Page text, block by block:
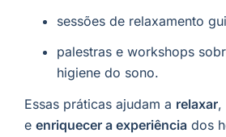
sessões de relaxamento
palestras e workshops
higiene do sono.
Essas práticas ajudam a relaxar,
e enriquecer a experiência dos